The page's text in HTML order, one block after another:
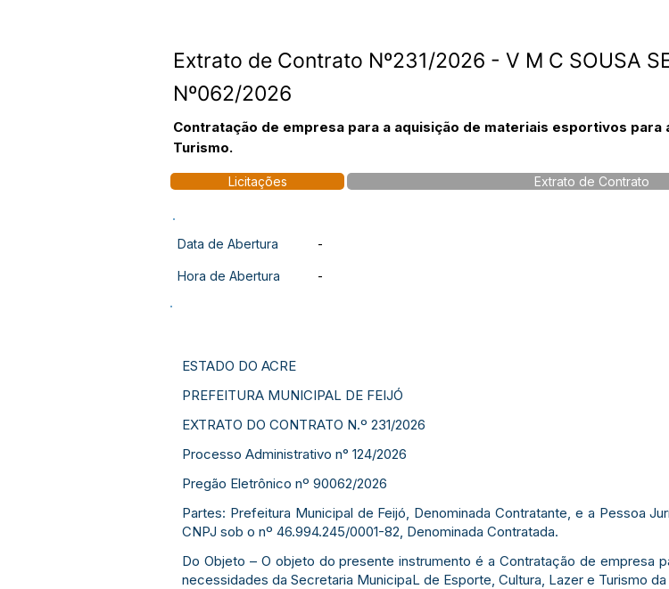
Extrato de Contrato Nº231/2026 - V M C SOUSA
Nº062/2026
Contratação de empresa para a aquisição de materiais esportivos
Turismo.
Licitações Extrato de Contrato
Data de Abertura -
Hora de Abertura -
ESTADO DO ACRE
PREFEITURA MUNICIPAL DE FEIJÓ
EXTRATO DO CONTRATO N.º 231/2026
Processo Administrativo n° 124/2026
Pregão Eletrônico nº 90062/2026
Partes: Prefeitura Municipal de Feijó, Denominada Contratante, e a Pessoa
CNPJ sob o nº 46.994.245/0001-82, Denominada Contratada.
Do Objeto – O objeto do presente instrumento é a Contratação de empresa
necessidades da Secretaria MunicipaL de Esporte, Cultura, Lazer e Turismo